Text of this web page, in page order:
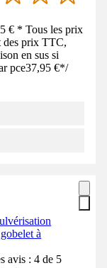
€ * Tous les prix
des prix TTC,
en sus si
pce37,95 €*/
à
avis : 4 de 5